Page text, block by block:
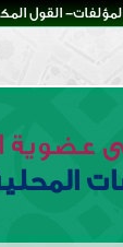
القول
عضوية